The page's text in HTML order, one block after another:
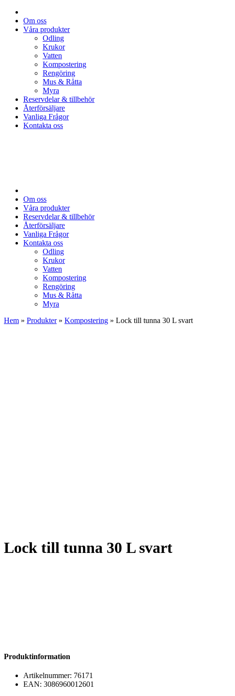
Om oss
Våra produkter
Odling
Krukor
Vatten
Kompostering
Rengöring
Mus & Råtta
Myra
Reservdelar & tillbehör
Återförsäljare
Vanliga Frågor
Kontakta oss
Om oss
Våra produkter
Reservdelar & tillbehör
Återförsäljare
Vanliga Frågor
Kontakta oss
Odling
Krukor
Vatten
Kompostering
Rengöring
Mus & Råtta
Myra
Hem » Produkter» Kompostering » Lock till tunna 30 L svart
Lock till tunna 30 L svart
Produktinformation
Artikelnummer: 76171
EAN: 3086960012601